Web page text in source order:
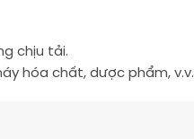
chịu tải.
hóa chất, dược phẩm, v.v.